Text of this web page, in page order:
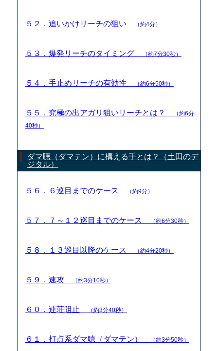
５２．追いかけリーチの狙い （約4分）
５３．爆発リーチのタイミング （約7分30秒）
５４．手止めリーチの有効性 （約6分50秒）
５５．究極の出アガリ狙いリーチとは？
（約6分
40秒）
ダマ聴（ダマテン）に構える手とは？（土田のデ
ジタル）
５６．６巡目までのケース （約9分）
５７．７～１２巡目までのケース （約6分30秒）
５８．１３巡目以降のケース （約4分20秒）
５９．速攻 （約3分10秒）
６０．連荘阻止 （約3分40秒）
６１．打点系ダマ聴（ダマテン） （約3分50秒）